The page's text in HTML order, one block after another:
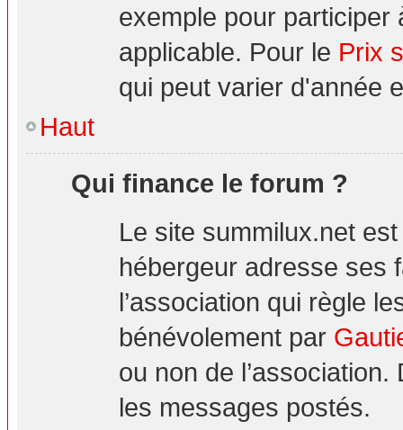
exemple pour participer
applicable. Pour le Prix
qui peut varier d'année
Haut
Qui finance le forum ?
Le site summilux.net
hébergeur adresse ses
l’association qui règle
bénévolement par
ou non de
les messages postés.